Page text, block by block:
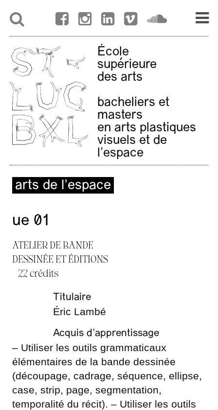
École
supérieure
des arts
bacheliers et
masters
en arts plastiques
visuels et de
l'espace
arts de l’espace
ue 01
ATELIER DE BANDE
DESSINÉE ET ÉDITIONS
22 crédits
Titulaire
Éric Lambé
Acquis d’apprentissage
– Utiliser les outils grammaticaux
élémentaires de la bande dessinée
(découpage, cadrage, séquence, ellipse,
case, strip, page, segmentation,
temporalité du récit). – Utiliser les outils